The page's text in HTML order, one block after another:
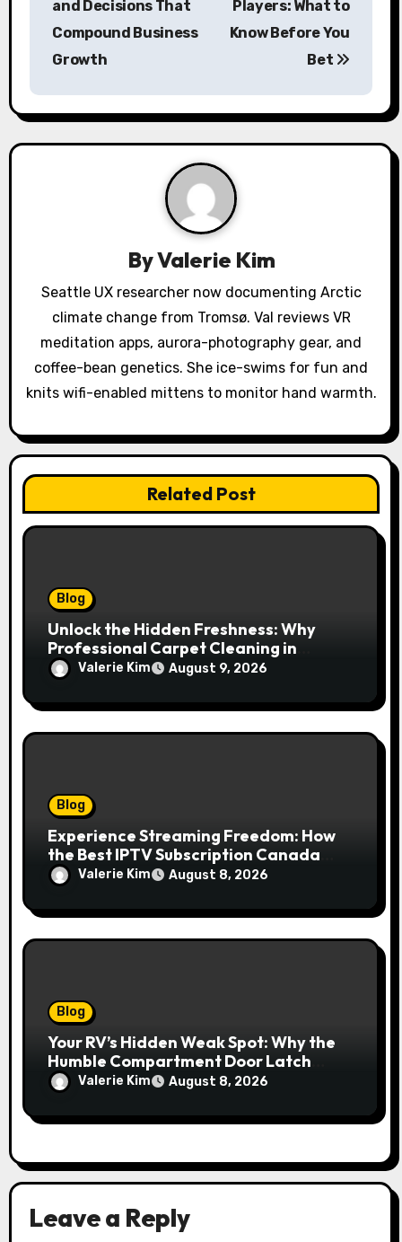
a
v
o
and Decisions That
Compound Business
Growth
Players: What to
Know Before You
Bet
ByValerie Kim
Seattle UX researcher now documenting Arctic
climate change from Tromsø. Val reviews VR
meditation apps, aurora-photography gear, and
coffee-bean genetics. She ice-swims for fun and
knits wifi-enabled mittens to monitor hand warmth.
Related Post
Blog
Unlock the Hidden Freshness: Why
Professional Carpet Cleaning in
Kansas City Transforms More Than
Just Your Floors
Valerie Kim August 9, 2026
Blog
Experience Streaming Freedom: How
the Best IPTV Subscription Canada
Redefines Home Entertainment
Valerie Kim August 8, 2026
Blog
Your RV’s Hidden Weak Spot: Why the
Humble Compartment Door Latch
Deserves Much More Attention
Valerie Kim August 8, 2026
Leave a Reply